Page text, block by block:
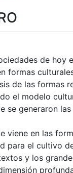
de
formas
de las formas
el modelo
se generaron
viene en las
para el cultivo
y los